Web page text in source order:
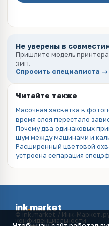
Не уверены в
Пришлите модель
ЗИП.
Спросить специалиста →
Читайте также
Масочная засветка в
время слоя перестало
Почему два одинаковых
шум между машинами и
Расширенный цветовой
устроена сепарация
ink.market
© ink.market / Инк-
конфиденциальности